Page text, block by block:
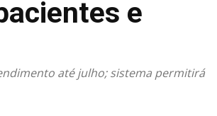
e
até julho; sistema permitirá